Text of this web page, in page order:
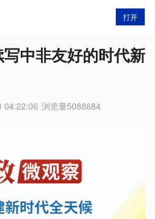
打开
中非友好的时代新
04:22:06 浏览量5088684